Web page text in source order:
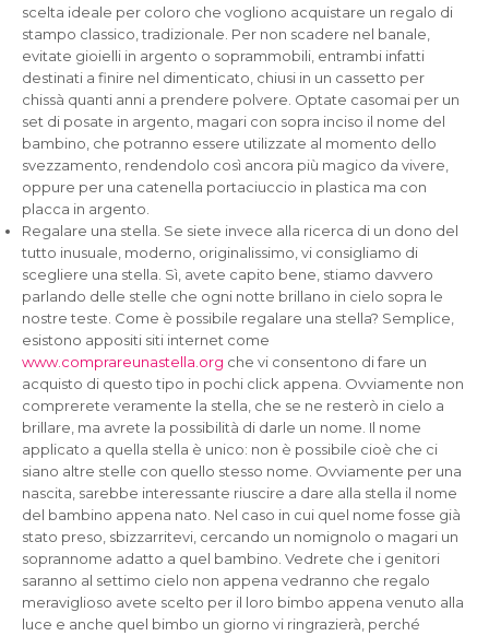
scelta ideale per coloro che vogliono acquistare un regalo di
stampo classico, tradizionale. Per non scadere nel banale,
evitate gioielli in argento o soprammobili, entrambi infatti
destinati a finire nel dimenticato, chiusi in un cassetto per
chissà quanti anni a prendere polvere. Optate casomai per un
set di posate in argento, magari con sopra inciso il nome del
bambino, che potranno essere utilizzate al momento dello
svezzamento, rendendolo così ancora più magico da vivere,
oppure per una catenella portaciuccio in plastica ma con
placca in argento.
Regalare una stella. Se siete invece alla ricerca di un dono del
tutto inusuale, moderno, originalissimo, vi consigliamo di
scegliere una stella. Sì, avete capito bene, stiamo davvero
parlando delle stelle che ogni notte brillano in cielo sopra le
nostre teste. Come è possibile regalare una stella? Semplice,
esistono appositi siti internet come
www.comprareunastella.org che vi consentono di fare un
acquisto di questo tipo in pochi click appena. Ovviamente non
comprerete veramente la stella, che se ne resterò in cielo a
brillare, ma avrete la possibilità di darle un nome. Il nome
applicato a quella stella è unico: non è possibile cioè che ci
siano altre stelle con quello stesso nome. Ovviamente per una
nascita, sarebbe interessante riuscire a dare alla stella il nome
del bambino appena nato. Nel caso in cui quel nome fosse già
stato preso, sbizzarritevi, cercando un nomignolo o magari un
soprannome adatto a quel bambino. Vedrete che i genitori
saranno al settimo cielo non appena vedranno che regalo
meraviglioso avete scelto per il loro bimbo appena venuto alla
luce e anche quel bimbo un giorno vi ringrazierà, perché